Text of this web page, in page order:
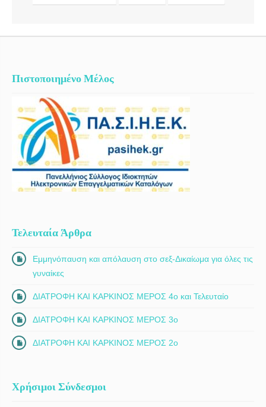
Πιστοποιημένο Μέλος
Τελευταία Άρθρα
Εμμηνόπαυση και απόλαυση στο σεξ-Δικαίωμα για όλες τις
γυναίκες
ΔΙΑΤΡΟΦΗ ΚΑΙ ΚΑΡΚΙΝΟΣ ΜΕΡΟΣ 4ο και Τελευταίο
ΔΙΑΤΡΟΦΗ ΚΑΙ ΚΑΡΚΙΝΟΣ ΜΕΡΟΣ 3ο
ΔΙΑΤΡΟΦΗ ΚΑΙ ΚΑΡΚΙΝΟΣ ΜΕΡΟΣ 2ο
Χρήσιμοι Σύνδεσμοι